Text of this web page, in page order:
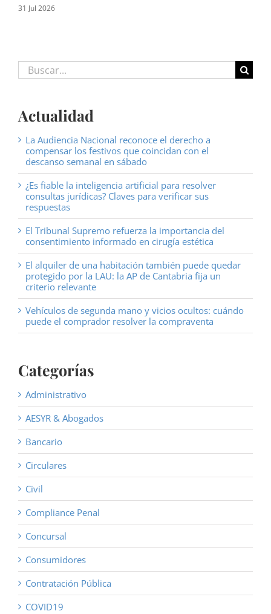
31 Jul 2026
Buscar:
Actualidad
La Audiencia Nacional reconoce el derecho a
compensar los festivos que coincidan con el
descanso semanal en sábado
¿Es fiable la inteligencia artificial para resolver
consultas jurídicas? Claves para verificar sus
respuestas
El Tribunal Supremo refuerza la importancia del
consentimiento informado en cirugía estética
El alquiler de una habitación también puede quedar
protegido por la LAU: la AP de Cantabria fija un
criterio relevante
Vehículos de segunda mano y vicios ocultos: cuándo
puede el comprador resolver la compraventa
Categorías
Administrativo
AESYR & Abogados
Bancario
Circulares
Civil
Compliance Penal
Concursal
Consumidores
Contratación Pública
COVID19